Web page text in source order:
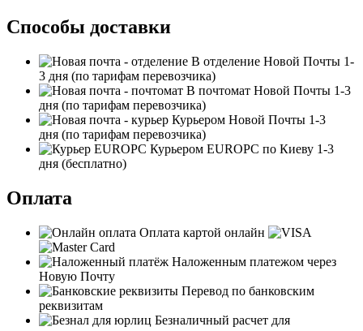
Способы доставки
В отделение Новой Почты 1-
3 дня (по тарифам перевозчика)
В почтомат Новой Почты 1-3
дня (по тарифам перевозчика)
Курьером Новой Почты 1-3
дня (по тарифам перевозчика)
Курьером EUROPC по Киеву 1-3
дня (бесплатно)
Оплата
Оплата картой онлайн
Наложенным платежом через
Новую Почту
Перевод по банковским
реквизитам
Безналичный расчет для